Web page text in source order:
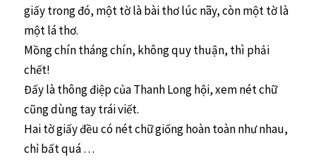
giấy trong đó, một tờ là bài thơ lúc nãy, còn một tờ là
một lá thơ.
Mồng chín tháng chín, không quy thuận, thì phải
chết!
Đấy là thông điệp của Thanh Long hội, xem nét chữ
cũng dùng tay trái viết.
Hai tờ giấy đều có nét chữ giống hoàn toàn như nhau,
chỉ bất quá …